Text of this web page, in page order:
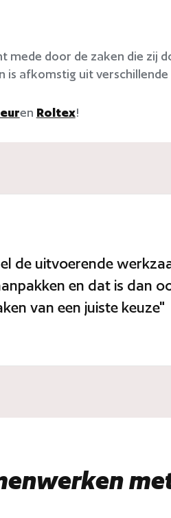
door de zaken die zij
is afkomstig uit verschillende
en Roltex!
de uitvoerende
en dat is dan
van een juiste keuze"